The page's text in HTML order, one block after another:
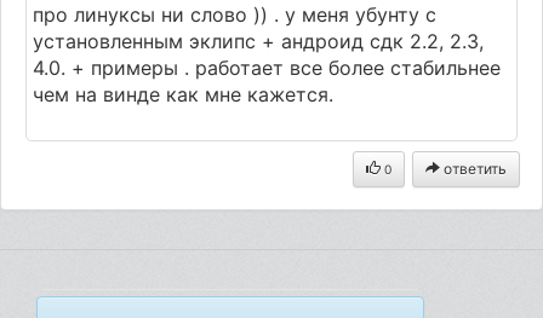
про линуксы ни слово )) . у меня убунту с
установленным эклипс + андроид сдк 2.2, 2.3,
4.0. + примеры . работает все более стабильнее
чем на винде как мне кажется.
0 ответить